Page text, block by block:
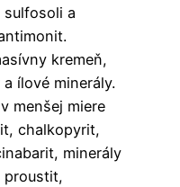
a
kremeň,
ílové minerály.
menšej miere
chalkopyrit,
minerály
proustit,